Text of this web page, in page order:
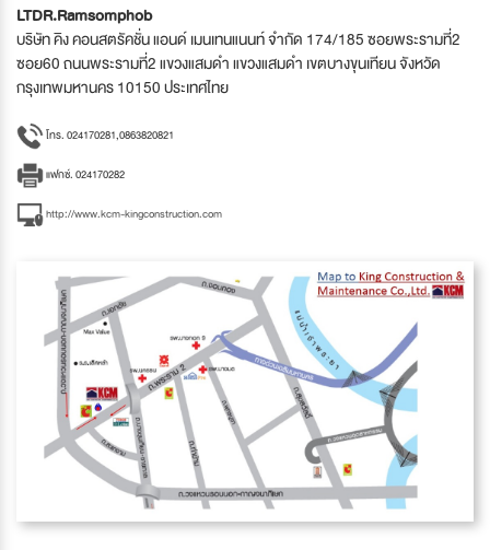
LTDR.Ramsomphob
บริษัท คิง คอนสตรัคชั่น แอนด์ เมนเทนแนนท์ จำกัด 174/185 ซอยพระรามที่2
ซอย60 ถนนพระรามที่2 แขวงแสมดำ แขวงแสมดำ เขตบางขุนเทียน จังหวัด
กรุงเทพมหานคร 10150 ประเทศไทย
โทร. 024170281,0863820821
แฟกซ์. 024170282
http://www.kcm-kingconstruction.com